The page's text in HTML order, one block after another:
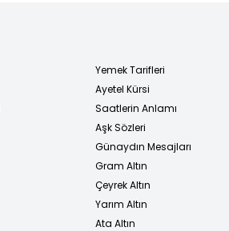
Yemek Tarifleri
Ayetel Kürsi
Saatlerin Anlamı
Aşk Sözleri
Günaydın Mesajları
Gram Altın
Çeyrek Altın
Yarım Altın
Ata Altın